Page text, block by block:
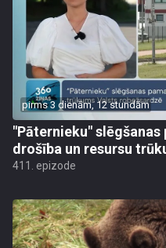
pirms 3 dienām, 12 stundām
"Pāternieku"
drošība un resursu
411. epizode